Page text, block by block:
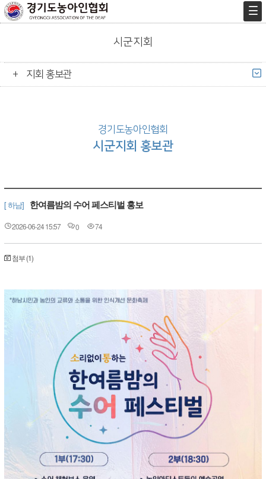
시군지회
지회 홍보관
경기도농아인협회
시군지회 홍보관
[ 하남] 한여름밤의 수어 페스티벌 홍보
2026-06-24 15:57 0 74
첨부 (1)